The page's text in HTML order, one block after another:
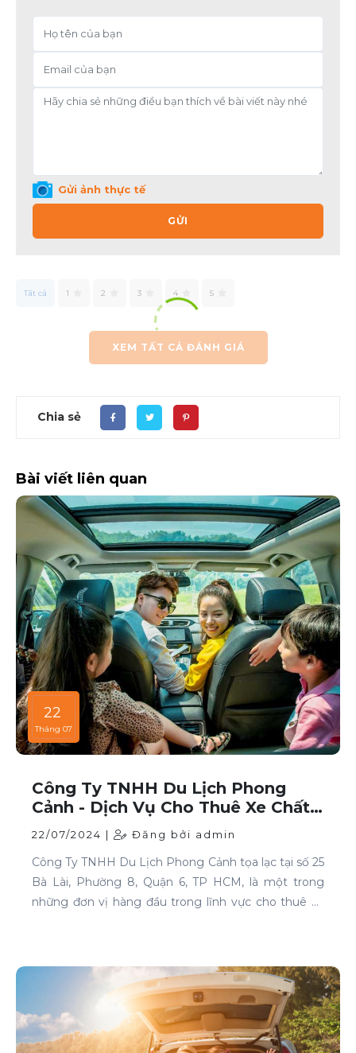
Gửi ảnh thực tế
GỬI
Tất cả 1 2 3 4 5
XEM TẤT CẢ ĐÁNH GIÁ
Chia sẻ
Bài viết liên quan
22
Tháng 07
Công Ty TNHH Du Lịch Phong
Cảnh - Dịch Vụ Cho Thuê Xe Chất
Lượng Cao Tại TP HCM
22/07/2024 | Đăng bởi admin
Công Ty TNHH Du Lịch Phong Cảnh tọa lạc tại số 25
Bà Lài, Phường 8, Quận 6, TP HCM, là một trong
những đơn vị hàng đầu trong lĩnh vực cho thuê xe